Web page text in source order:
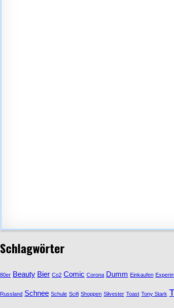
Schlagwörter
80er Beauty Bier Co2 Comic Corona Dumm Einkaufen
Russland Schnee Schule Scifi Shoppen Silvester Toast Tony Stark